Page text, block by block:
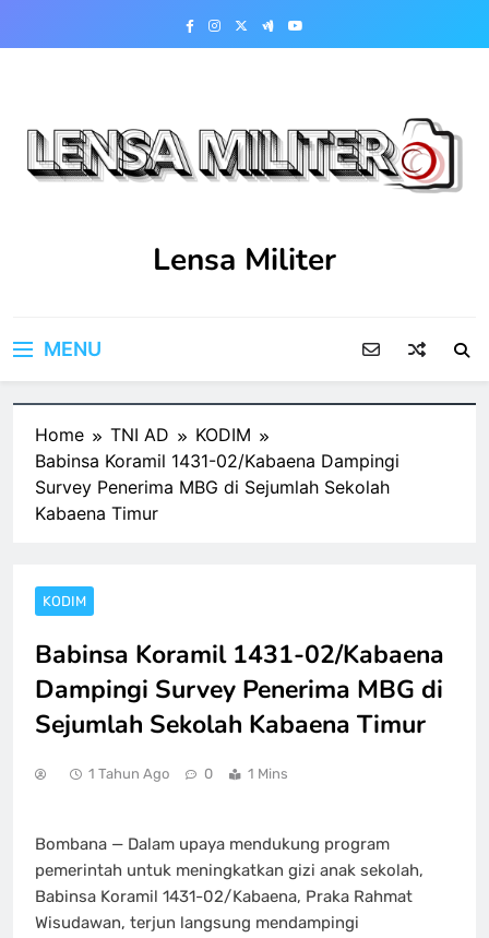
Lensa Militer
MENU
Home TNI AD
KODIM
Babinsa Koramil 1431-02/Kabaena Dampingi
Survey Penerima MBG di Sejumlah Sekolah
Kabaena Timur
KODIM
Babinsa Koramil 1431-02/Kabaena
Dampingi Survey Penerima MBG di
Sejumlah Sekolah Kabaena Timur
1 Tahun Ago 0 1 Mins
Bombana — Dalam upaya mendukung program
pemerintah untuk meningkatkan gizi anak sekolah,
Babinsa Koramil 1431-02/Kabaena, Praka Rahmat
Wisudawan, terjun langsung mendampingi